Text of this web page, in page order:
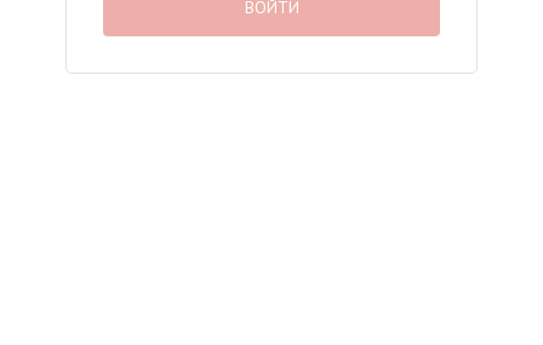
ВОЙТИ